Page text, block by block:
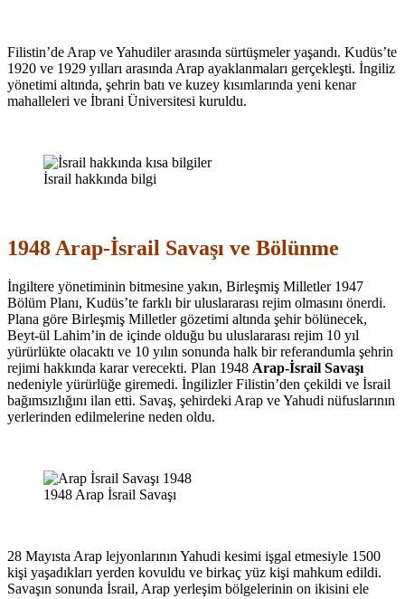
Filistin’de Arap ve Yahudiler arasında sürtüşmeler yaşandı. Kudüs’te
1920 ve 1929 yılları arasında Arap ayaklanmaları gerçekleşti. İngiliz
yönetimi altında, şehrin batı ve kuzey kısımlarında yeni kenar
mahalleleri ve İbrani Üniversitesi kuruldu.
İsrail hakkında bilgi
1948 Arap-İsrail Savaşı ve Bölünme
İngiltere yönetiminin bitmesine yakın, Birleşmiş Milletler 1947
Bölüm Planı, Kudüs’te farklı bir uluslararası rejim olmasını önerdi.
Plana göre Birleşmiş Milletler gözetimi altında şehir bölünecek,
Beyt-ül Lahim’in de içinde olduğu bu uluslararası rejim 10 yıl
yürürlükte olacaktı ve 10 yılın sonunda halk bir referandumla şehrin
rejimi hakkında karar verecekti. Plan 1948 Arap-İsrail Savaşı
nedeniyle yürürlüğe giremedi. İngilizler Filistin’den çekildi ve İsrail
bağımsızlığını ilan etti. Savaş, şehirdeki Arap ve Yahudi nüfuslarının
yerlerinden edilmelerine neden oldu.
1948 Arap İsrail Savaşı
28 Mayısta Arap lejyonlarının Yahudi kesimi işgal etmesiyle 1500
kişi yaşadıkları yerden kovuldu ve birkaç yüz kişi mahkum edildi.
Savaşın sonunda İsrail, Arap yerleşim bölgelerinin on ikisini ele